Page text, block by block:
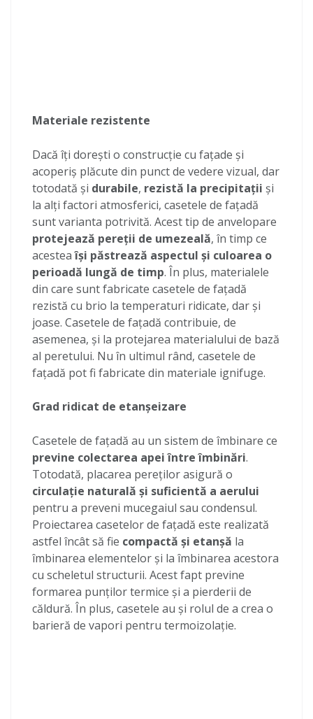
Materiale rezistente
Dacă îți dorești o construcție cu fațade și
acoperiș plăcute din punct de vedere vizual, dar
totodată și durabile, rezistă la precipitații și
la alți factori atmosferici, casetele de fațadă
sunt varianta potrivită. Acest tip de anvelopare
protejează pereții de umezeală, în timp ce
acesteaîși păstrează aspectul și culoarea o
perioadă lungă de timp. În plus, materialele
din care sunt fabricate casetele de fațadă
rezistă cu brio la temperaturi ridicate, dar și
joase. Casetele de fațadă contribuie, de
asemenea, și la protejarea materialului de bază
al peretului. Nu în ultimul rând, casetele de
fațadă pot fi fabricate din materiale ignifuge.
Grad ridicat de etanșeizare
Casetele de fațadă au un sistem de îmbinare ce
previne colectarea apei între îmbinări.
Totodată, placarea pereților asigură o
circulație naturală și suficientă a aerului
pentru a preveni mucegaiul sau condensul.
Proiectarea casetelor de fațadă este realizată
astfel încât să fie compactă și etanșă la
îmbinarea elementelor și la îmbinarea acestora
cu scheletul structurii. Acest fapt previne
formarea punților termice și a pierderii de
căldură. În plus, casetele au și rolul de a crea o
barieră de vapori pentru termoizolație.